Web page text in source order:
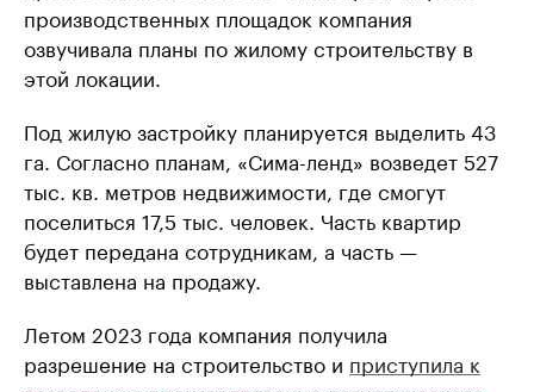
производственных площадок компания
озвучивала планы по жилому строительству в
этой локации.
Под жилую застройку планируется выделить 43
га. Согласно планам, «Сима-ленд» возведет 527
тыс. кв. метров недвижимости, где смогут
поселиться 17,5 тыс. человек. Часть квартир
будет передана сотрудникам, а часть —
выставлена на продажу.
Летом 2023 года компания получила
разрешение на строительство и приступила к